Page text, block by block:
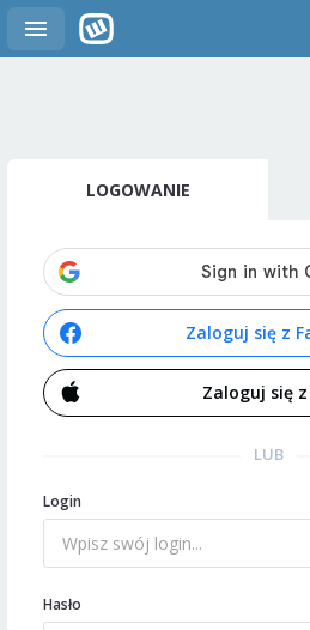
LOGOWANIE
Zaloguj się z
Zaloguj się
LUB
Login
Hasło